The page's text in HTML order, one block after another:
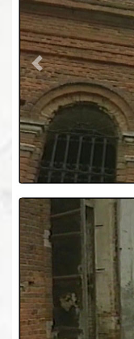
Previous